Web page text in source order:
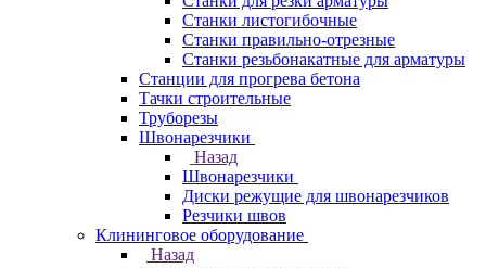
Станки листогибочные
Станки правильно-отрезные
Станки резьбонакатные для арматуры
Станции для прогрева бетона
Тачки строительные
Труборезы
Швонарезчики
Назад
Швонарезчики
Диски режущие для швонарезчиков
Резчики швов
Клининговое оборудование
Назад